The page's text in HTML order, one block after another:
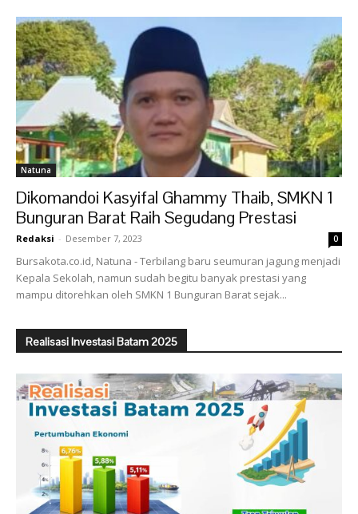
Natuna
Dikomandoi Kasyifal Ghammy Thaib, SMKN 1
Bunguran Barat Raih Segudang Prestasi
Redaksi - Desember 7, 2023 0
Bursakota.co.id, Natuna - Terbilang baru seumuran jagung menjadi
Kepala Sekolah, namun sudah begitu banyak prestasi yang
mampu ditorehkan oleh SMKN 1 Bunguran Barat sejak...
Realisasi Investasi Batam 2025